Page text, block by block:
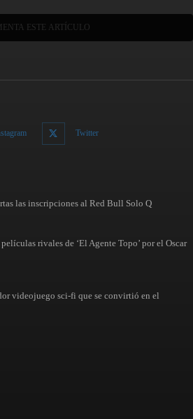
Twitter
las inscripciones al Red Bull Solo Q
rivales de ‘El Agente Topo’ por el Oscar
videojuego sci-fi que se convirtió en el